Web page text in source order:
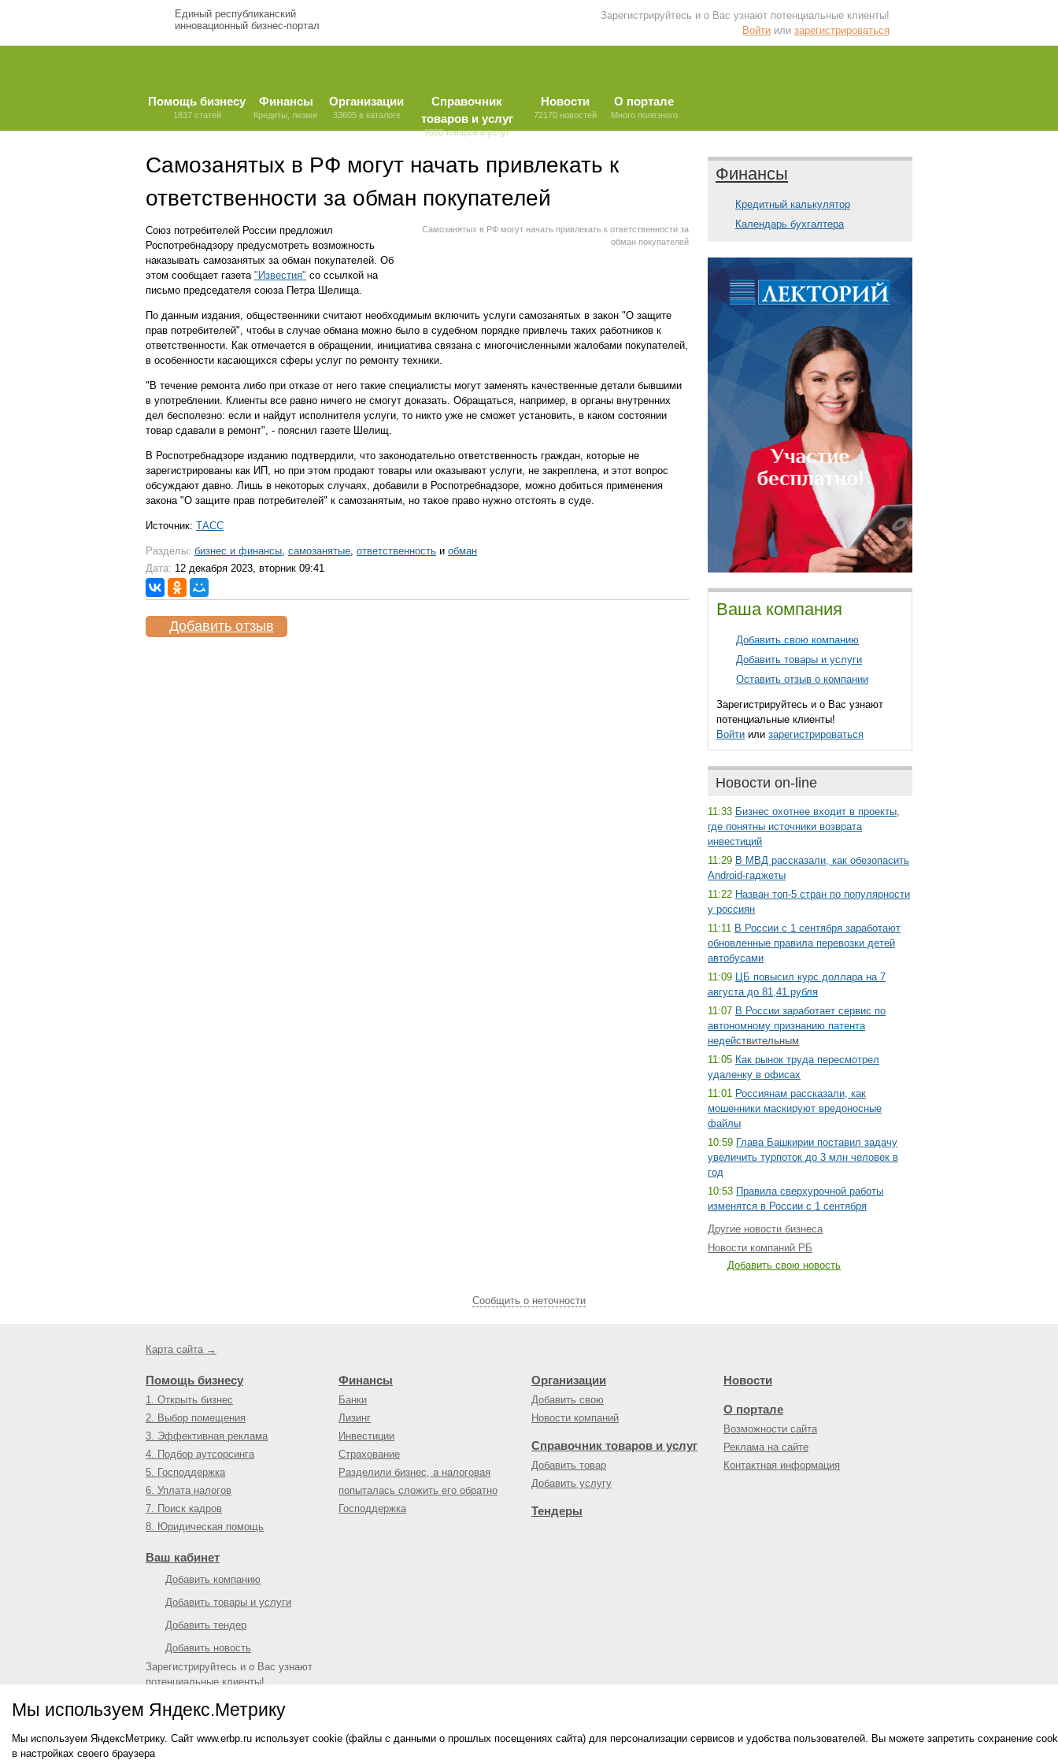
Единый республиканский
инновационный бизнес-портал
Зарегистрируйтесь и о Вас узнают потенциальные клиенты!
Войти или зарегистрироваться
Помощь бизнесу
1837 статей
Финансы
Кредиты, лизинг
Организации
33605 в каталоге
Справочник
товаров и услуг
9580 товаров и услуг
Новости
72170 новостей
О портале
Много полезного
Самозанятых в РФ могут начать привлекать к
ответственности за обман покупателей
Самозанятых в РФ могут начать привлекать к ответственности за
обман покупателей
Союз потребителей России предложил
Роспотребнадзору предусмотреть возможность
наказывать самозанятых за обман покупателей. Об
этом сообщает газета "Известия" со ссылкой на
письмо председателя союза Петра Шелища.
По данным издания, общественники считают необходимым включить услуги самозанятых в закон "О защите
прав потребителей", чтобы в случае обмана можно было в судебном порядке привлечь таких работников к
ответственности. Как отмечается в обращении, инициатива связана с многочисленными жалобами покупателей,
в особенности касающихся сферы услуг по ремонту техники.
"В течение ремонта либо при отказе от него такие специалисты могут заменять качественные детали бывшими
в употреблении. Клиенты все равно ничего не смогут доказать. Обращаться, например, в органы внутренних
дел бесполезно: если и найдут исполнителя услуги, то никто уже не сможет установить, в каком состоянии
товар сдавали в ремонт", - пояснил газете Шелищ.
В Роспотребнадзоре изданию подтвердили, что законодательно ответственность граждан, которые не
зарегистрированы как ИП, но при этом продают товары или оказывают услуги, не закреплена, и этот вопрос
обсуждают давно. Лишь в некоторых случаях, добавили в Роспотребнадзоре, можно добиться применения
закона "О защите прав потребителей" к самозанятым, но такое право нужно отстоять в суде.
Источник: ТАСС
Разделы: бизнес и финансы, самозанятые, ответственность и обман
Дата: 12 декабря 2023, вторник 09:41
Добавить отзыв
Финансы
Кредитный калькулятор
Календарь бухгалтера
Ваша компания
Добавить свою компанию
Добавить товары и услуги
Оставить отзыв о компании
Зарегистрируйтесь и о Вас узнают
потенциальные клиенты!
Войти или зарегистрироваться
Мы используем Яндекс.Метрику
Мы используем ЯндексМетрику. Сайт www.erbp.ru использует cookie (файлы с данными о прошлых посещениях сайта) для персонализации сервисов и удобства пользователей. Вы можете запретить сохранение
в настройках своего браузера
Новости on-line
11:33 Бизнес охотнее входит в проекты,
где понятны источники возврата
инвестиций
11:29 В МВД рассказали, как обезопасить
Android-гаджеты
11:22 Назван топ-5 стран по популярности
у россиян
11:11 В России с 1 сентября заработают
обновленные правила перевозки детей
автобусами
11:09 ЦБ повысил курс доллара на 7
августа до 81,41 рубля
11:07 В России заработает сервис по
автономному признанию патента
недействительным
11:05 Как рынок труда пересмотрел
удаленку в офисах
11:01 Россиянам рассказали, как
мошенники маскируют вредоносные
файлы
10:59 Глава Башкирии поставил задачу
увеличить турпоток до 3 млн человек в
год
10:53 Правила сверхурочной работы
изменятся в России с 1 сентября
Другие новости бизнеса
Новости компаний РБ
Добавить свою новость
Cообщить о неточности
Карта сайта →
Помощь бизнесу
1. Открыть бизнес
2. Выбор помещения
3. Эффективная реклама
4. Подбор аутсорсинга
5. Господдержка
6. Уплата налогов
7. Поиск кадров
8. Юридическая помощь
Финансы
Банки
Лизинг
Инвестиции
Страхование
Разделили бизнес, а налоговая
попыталась сложить его обратно
Господдержка
Организации
Добавить свою
Новости компаний
Справочник товаров и услуг
Добавить товар
Добавить услугу
Тендеры
Новости
О портале
Возможности сайта
Реклама на сайте
Контактная информация
Ваш кабинет
Добавить компанию
Добавить товары и услуги
Добавить тендер
Добавить новость
Зарегистрируйтесь и о Вас узнают
потенциальные клиенты!
© 2009—2026Единый республиканский бизнес-портал
О портале